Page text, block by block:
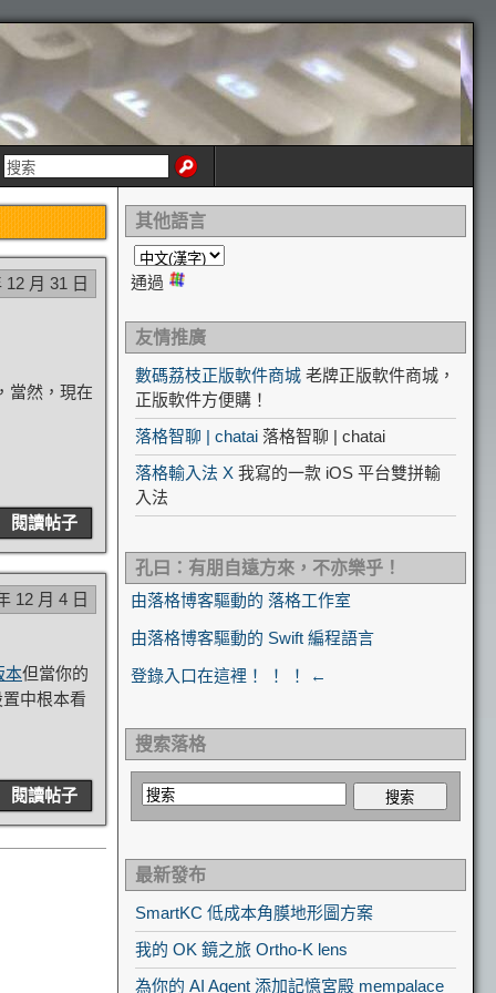
12 月 31 日
當然，現在
閱讀帖子
12 月 4 日
本但當你的
中根本看
閱讀帖子
其他語言
通過
友情推廣
數碼荔枝正版軟件商城 老牌正版軟件商城，
正版軟件方便購！
落格智聊 | chatai 落格智聊 | chatai
落格輸入法 X 我寫的一款 iOS 平台雙拼輸
入法
孔曰：有朋自遠方來，不亦樂乎！
由落格博客驅動的 落格工作室
由落格博客驅動的 Swift 編程語言
登錄入口在這裡！ ！ ！ ←
搜索落格
最新發布
SmartKC 低成本角膜地形圖方案
我的 OK 鏡之旅 Ortho-K lens
為你的 AI Agent 添加記憶宮殿 mempalace